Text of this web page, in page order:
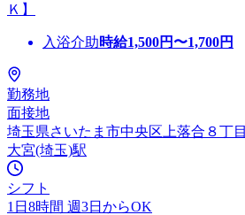
Ｋ】
入浴介助時給1,500円〜1,700円
勤務地
面接地
埼玉県さいたま市中央区上落合８丁目
大宮(埼玉)駅
シフト
1日8時間 週3日からOK